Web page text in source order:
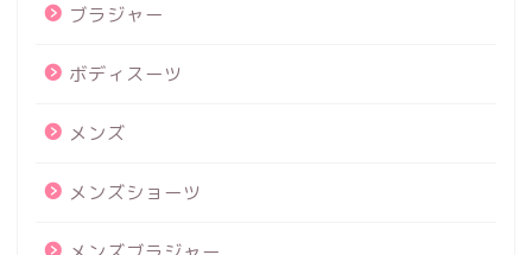
ブラジャー
ボディスーツ
メンズ
メンズショーツ